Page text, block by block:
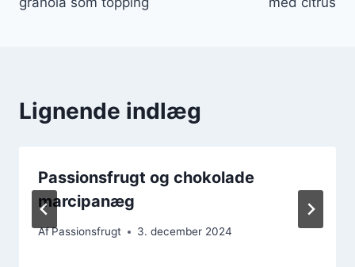
Lignende indlæg
Passionsfrugt og chokolade
marcipanæg
AfPassionsfrugt 3. december 2024